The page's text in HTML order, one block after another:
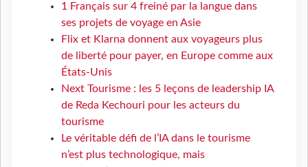
1 Français sur 4 freiné par la langue dans
ses projets de voyage en Asie
Flix et Klarna donnent aux voyageurs plus
de liberté pour payer, en Europe comme aux
États-Unis
Next Tourisme : les 5 leçons de leadership IA
de Reda Kechouri pour les acteurs du
tourisme
Le véritable défi de l’IA dans le tourisme
n’est plus technologique, mais